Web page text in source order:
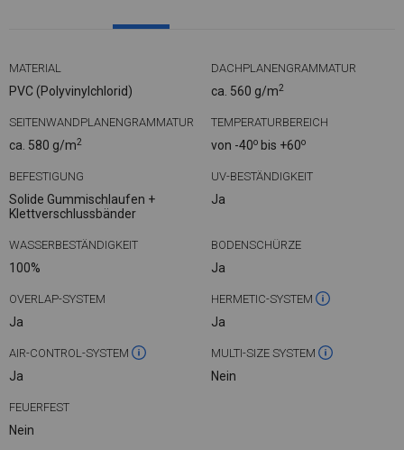
MATERIAL
PVC (Polyvinylchlorid)
DACHPLANENGRAMMATUR
ca. 560 g/m2
SEITENWANDPLANENGRAMMATUR
ca. 580 g/m2
TEMPERATURBEREICH
von -40o bis +60o
BEFESTIGUNG
Solide Gummischlaufen +
Klettverschlussbänder
UV-BESTÄNDIGKEIT
Ja
WASSERBESTÄNDIGKEIT
100%
BODENSCHÜRZE
Ja
OVERLAP-SYSTEM
Ja
HERMETIC-SYSTEM
Ja
AIR-CONTROL-SYSTEM
Ja
MULTI-SIZE SYSTEM
Nein
FEUERFEST
Nein